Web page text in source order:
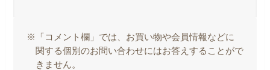
※「コメント欄」では、お買い物や会員情報などに
関する個別のお問い合わせにはお答えすることがで
きません。